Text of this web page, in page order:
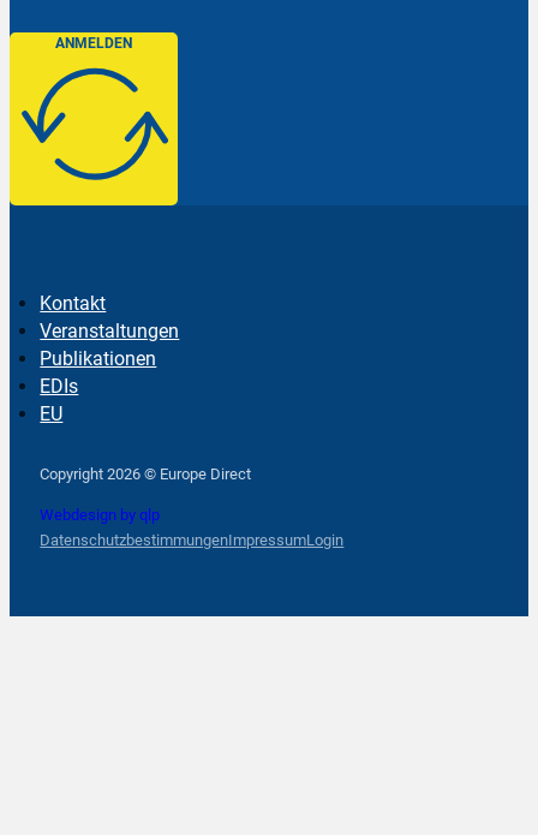
ANMELDEN
Kontakt
Veranstaltungen
Publikationen
EDIs
EU
Copyright 2026 © Europe Direct
Webdesign by qlp
DatenschutzbestimmungenImpressumLogin